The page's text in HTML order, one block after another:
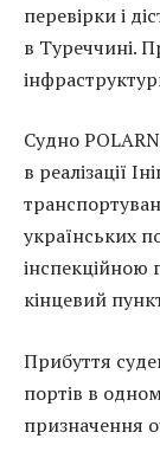
перевірки і
в Туреччині.
Судно
в реалізації
українських
інспекційною
кінцевий
Прибуття
портів в
призначення